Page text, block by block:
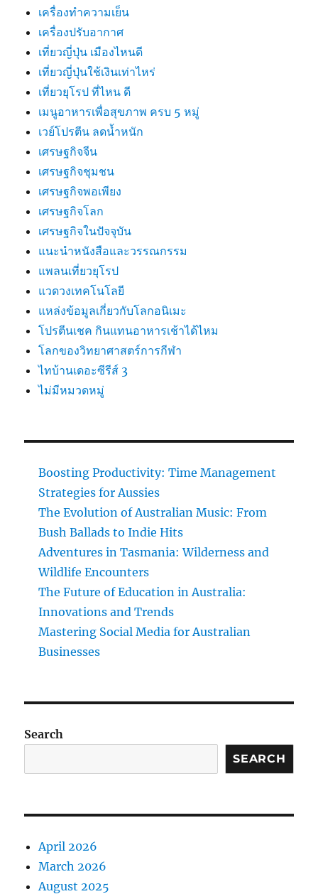
เครื่องทำความเย็น
เครื่องปรับอากาศ
เที่ยวญี่ปุ่น เมืองไหนดี
เที่ยวญี่ปุ่นใช้เงินเท่าไหร่
เที่ยวยุโรป ที่ไหน ดี
เมนูอาหารเพื่อสุขภาพ ครบ 5 หมู่
เวย์โปรตีน ลดน้ำหนัก
เศรษฐกิจจีน
เศรษฐกิจชุมชน
เศรษฐกิจพอเพียง
เศรษฐกิจโลก
เศรษฐกิจในปัจจุบัน
แนะนำหนังสือและวรรณกรรม
แพลนเที่ยวยุโรป
แวดวงเทคโนโลยี
แหล่งข้อมูลเกี่ยวกับโลกอนิเมะ
โปรตีนเชค กินแทนอาหารเช้าได้ไหม
โลกของวิทยาศาสตร์การกีฬา
ไทบ้านเดอะซีรีส์ 3
ไม่มีหมวดหมู่
Boosting Productivity: Time Management
Strategies for Aussies
The Evolution of Australian Music: From
Bush Ballads to Indie Hits
Adventures in Tasmania: Wilderness and
Wildlife Encounters
The Future of Education in Australia:
Innovations and Trends
Mastering Social Media for Australian
Businesses
Search
SEARCH
April 2026
March 2026
August 2025